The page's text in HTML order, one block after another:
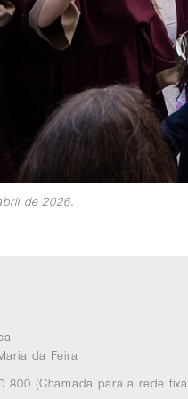
de 2026.
da Feira
800 (Chamada para a rede